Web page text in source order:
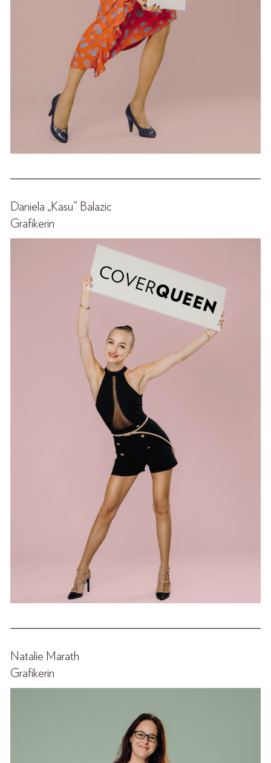
______________________________________________
Daniela „Kasu“ Balazic
Grafikerin
______________________________________________
Natalie Marath
Grafikerin